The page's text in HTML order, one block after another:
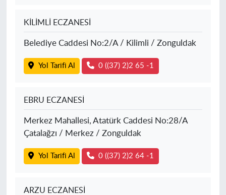
KİLİMLİ ECZANESİ
Belediye Caddesi No:2/A / Kilimli / Zonguldak
Yol Tarifi Al 0 ((37) 2)2 65 -1
EBRU ECZANESİ
Merkez Mahallesi, Atatürk Caddesi No:28/A
Çatalağzı / Merkez / Zonguldak
Yol Tarifi Al 0 ((37) 2)2 64 -1
ARZU ECZANESİ